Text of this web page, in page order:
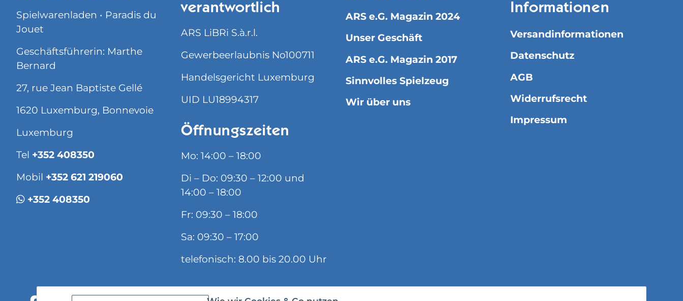
Spielwarenladen • Paradis du
Jouet
Geschäftsführerin: Marthe
Bernard
27, rue Jean Baptiste Gellé
1620 Luxemburg, Bonnevoie
Luxemburg
Tel +352 408350
Mobil +352 621 219060
+352 408350
verantwortlich
ARS LiBRi S.à.r.l.
Gewerbeerlaubnis No100711
Handelsgericht Luxemburg
UID LU18994317
Öffnungszeiten
Mo: 14:00 – 18:00
Di – Do: 09:30 – 12:00 und
14:00 – 18:00
Fr: 09:30 – 18:00
Sa: 09:30 – 17:00
telefonisch: 8.00 bis 20.00 Uhr
ARS e.G. Magazin 2024
Unser Geschäft
ARS e.G. Magazin 2017
Sinnvolles Spielzeug
Wir über uns
Informationen
Versandinformationen
Datenschutz
AGB
Widerrufsrecht
Impressum